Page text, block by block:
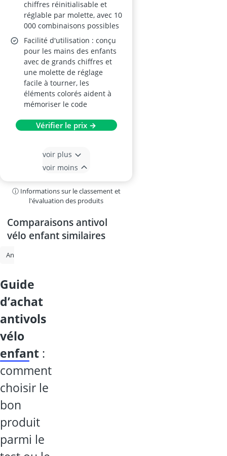
chiffres réinitialisable et
réglable par molette, avec 10
000 combinaisons possibles
Facilité d'utilisation : conçu
pour les mains des enfants
avec de grands chiffres et
une molette de réglage
facile à tourner, les
éléments colorés aident à
mémoriser le code
Vérifier le prix →
voir plus
voir moins
ⓘ Informations sur le classement et
l'évaluation des produits
Comparaisons antivol
vélo enfant similaires
Anti vol velo
guide
d’achat
antivols
vélo
enfant :
comment
choisir le
bon
produit
parmi le